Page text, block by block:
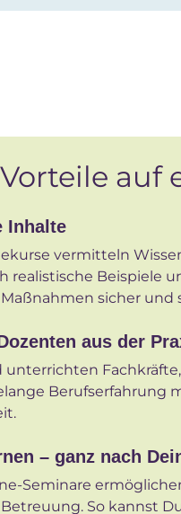
auf
Inhalte
vermitteln
realistische Beispiele
sicher und
aus der
Berufserfahrung
– ganz nach
Seminare
So kannst